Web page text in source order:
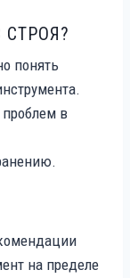
понять
в
на пределе